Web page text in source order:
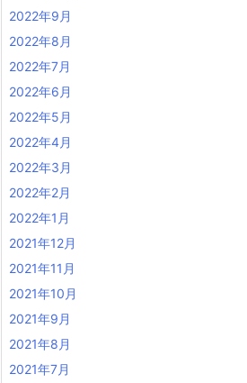
2022年9月
2022年8月
2022年7月
2022年6月
2022年5月
2022年4月
2022年3月
2022年2月
2022年1月
2021年12月
2021年11月
2021年10月
2021年9月
2021年8月
2021年7月